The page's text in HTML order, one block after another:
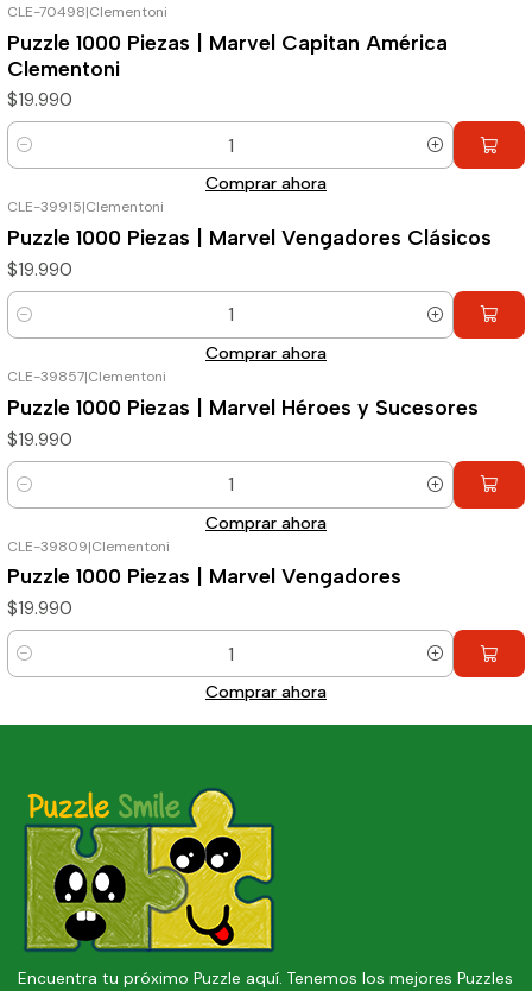
CLE-70498|Clementoni
Puzzle 1000 Piezas | Marvel Capitan América
Clementoni
$19.990
Cantidad
Comprar ahora
CLE-39915|Clementoni
Puzzle 1000 Piezas | Marvel Vengadores Clásicos
$19.990
Cantidad
Comprar ahora
CLE-39857|Clementoni
Puzzle 1000 Piezas | Marvel Héroes y Sucesores
$19.990
Cantidad
Comprar ahora
CLE-39809|Clementoni
Puzzle 1000 Piezas | Marvel Vengadores
$19.990
Cantidad
Comprar ahora
Encuentra tu próximo Puzzle aquí. Tenemos los mejores Puzzles